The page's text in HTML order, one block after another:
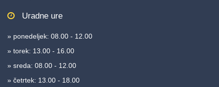
Uradne ure
» ponedeljek: 08.00 - 12.00
» torek: 13.00 - 16.00
» sreda: 08.00 - 12.00
» četrtek: 13.00 - 18.00